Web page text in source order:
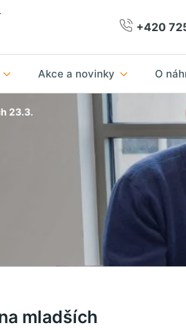
+420
Akce a novinky O
23.3.
mladších